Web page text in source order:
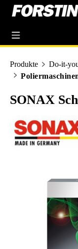
springen
Produkte
Do-it-
SONAX